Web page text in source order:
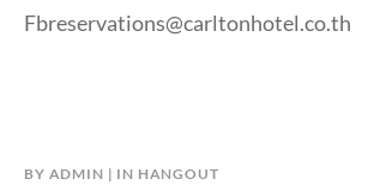
Fbreservations@carltonhotel.co.th
BY ADMIN IN HANGOUT